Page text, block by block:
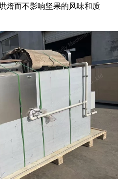
焙而不影响坚果的风味和质